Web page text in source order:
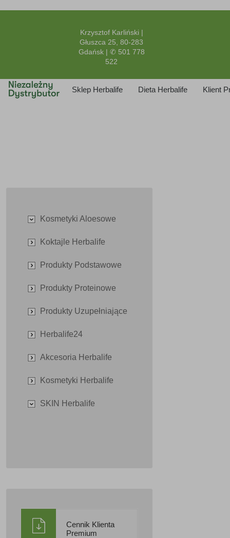
Krzysztof Karliński |
Głuszca 25, 80-283
Gdańsk | ✆ 501 778
522
Sklep Herbalife Dieta Herbalife Klient
Kosmetyki Aloesowe
Koktajle Herbalife
Produkty Podstawowe
Produkty Proteinowe
Produkty Uzupełniające
Herbalife24
Akcesoria Herbalife
Kosmetyki Herbalife
SKIN Herbalife
Cennik Klienta
Premium